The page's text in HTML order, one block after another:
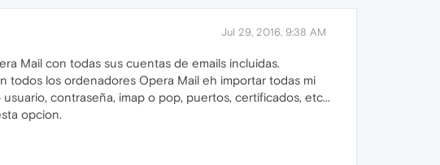
Jul 29, 2016, 9:38 AM
Mail con todas sus cuentas de emails incluidas.
todos los ordenadores Opera Mail eh importar todas mi
contraseña, imap o pop, puertos, certificados, etc...
opcion.